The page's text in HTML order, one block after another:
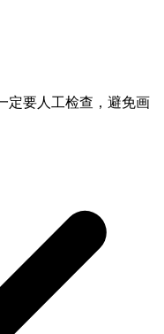
定要人工检查，避免画